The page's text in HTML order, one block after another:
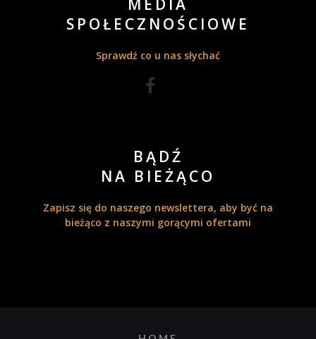
SPOŁECZNOŚCIOWE
Sprawdź co u nas słychać
BĄDŹ
NA BIEŻĄCO
Zapisz się do naszego newslettera, aby być na
bieżąco z naszymi gorącymi ofertami